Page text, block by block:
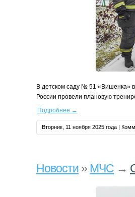
В детском саду № 51 «Вишенка»
России провели плановую
Подробнее →
Вторник, 11 ноября 2025 года |
Новости » МЧС →